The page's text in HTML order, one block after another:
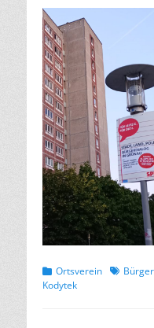
Kategorien
Ortsverein
Kodytek